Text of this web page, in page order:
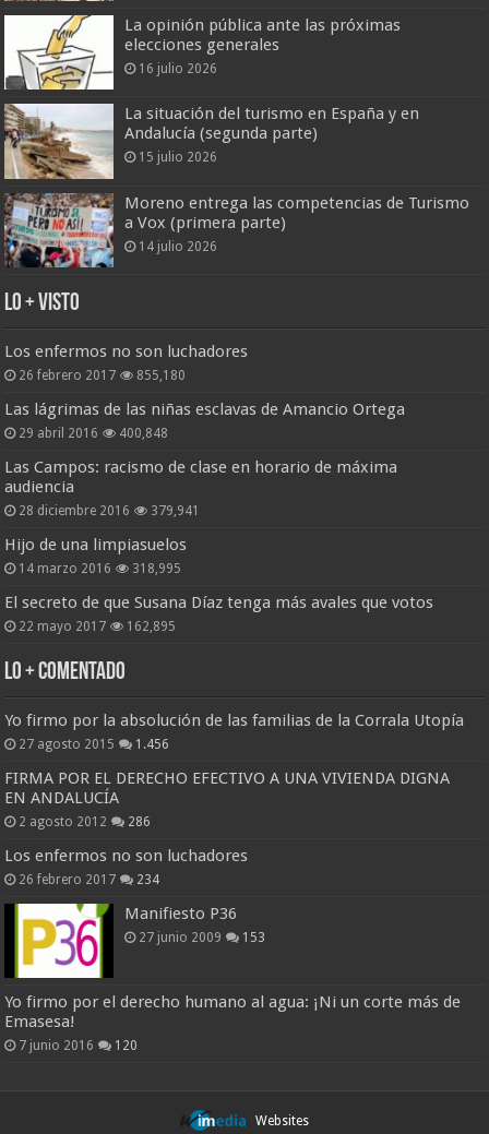
La opinión pública ante las próximas
elecciones generales
16 julio 2026
La situación del turismo en España y en
Andalucía (segunda parte)
15 julio 2026
Moreno entrega las competencias de Turismo
a Vox (primera parte)
14 julio 2026
Lo + Visto
Los enfermos no son luchadores
26 febrero 2017 855,180
Las lágrimas de las niñas esclavas de Amancio Ortega
29 abril 2016 400,848
Las Campos: racismo de clase en horario de máxima
audiencia
28 diciembre 2016 379,941
Hijo de una limpiasuelos
14 marzo 2016 318,995
El secreto de que Susana Díaz tenga más avales que votos
22 mayo 2017 162,895
Lo + Comentado
Yo firmo por la absolución de las familias de la Corrala Utopía
27 agosto 2015 1.456
FIRMA POR EL DERECHO EFECTIVO A UNA VIVIENDA DIGNA
EN ANDALUCÍA
2 agosto 2012 286
Los enfermos no son luchadores
26 febrero 2017 234
Manifiesto P36
27 junio 2009 153
Yo firmo por el derecho humano al agua: ¡Ni un corte más de
Emasesa!
7 junio 2016 120
Websites